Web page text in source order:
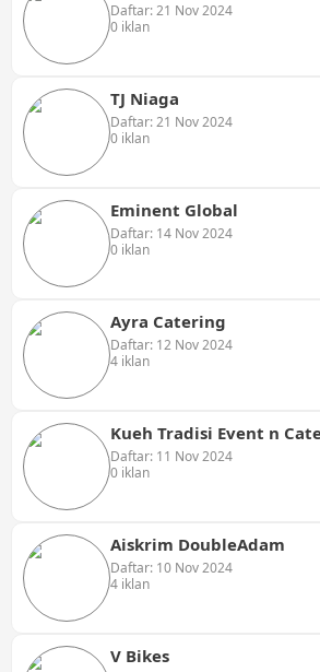
Daftar: 21 Nov 2024
0 iklan
TJ Niaga
Daftar: 21 Nov 2024
0 iklan
Eminent Global
Daftar: 14 Nov 2024
0 iklan
Ayra Catering
Daftar: 12 Nov 2024
4 iklan
Daftar: 11 Nov 2024
0 iklan
Aiskrim DoubleAdam
Daftar: 10 Nov 2024
4 iklan
V Bikes